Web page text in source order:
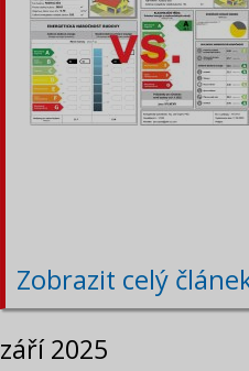
Zobrazit celý
září 2025